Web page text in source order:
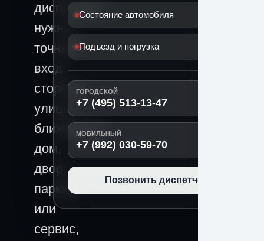
диспетчеру
нужны
точный
вход,
сторона
улицы,
ближайший
дом,
двор,
паркинг
или
сервис,
Состояние автомобиля
Подъезд и погрузка
ГОРОДСКОЙ
+7 (495) 513-13-47
МОБИЛЬНЫЙ
+7 (992) 030-59-70
Позвонить диспетчеру